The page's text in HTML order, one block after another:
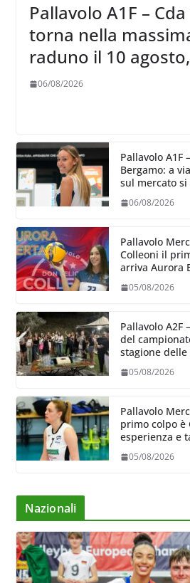
Pallavolo A1F –
torna nella
raduno il 10
salvezza di Julie
06/08/2026
Pallavolo A1F
Bergamo: a
sul mercato si
06/08/2026
Pallavolo
Colleoni il
arriva Aurora
05/08/2026
Pallavolo A2F
del
stagione delle
05/08/2026
Pallavolo
primo colpo è
esperienza e
05/08/2026
Nazionali